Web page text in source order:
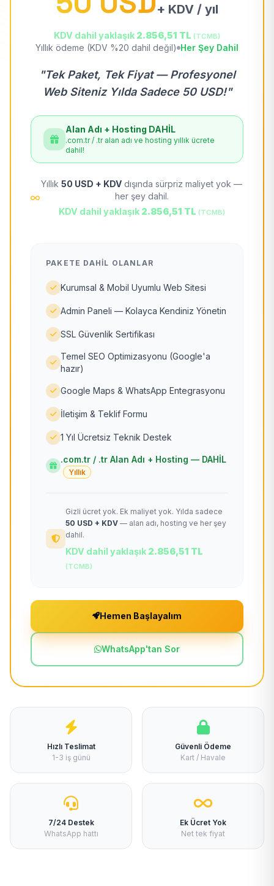
+ KDV / yıl
KDV dahil yaklaşık 2.856,51 TL (TCMB)
Yıllık ödeme (KDV %20 dahil değil) Her Şey Dahil
"Tek Paket, Tek Fiyat — Profesyonel
Web Siteniz Yılda Sadece 50 USD!"
Alan Adı + Hosting DAHİL
.com.tr / .tr alan adı ve hosting yıllık ücrete
dahil!
Yıllık 50 USD + KDV dışında sürpriz maliyet yok —
her şey dahil.
KDV dahil yaklaşık 2.856,51 TL (TCMB)
PAKETE DAHIL OLANLAR
Kurumsal & Mobil Uyumlu Web Sitesi
Admin Paneli — Kolayca Kendiniz Yönetin
SSL Güvenlik Sertifikası
Temel SEO Optimizasyonu (Google'a
hazır)
Google Maps & WhatsApp Entegrasyonu
İletişim & Teklif Formu
1 Yıl Ücretsiz Teknik Destek
.com.tr / .tr Alan Adı + Hosting — DAHİL
Yıllık
Gizli ücret yok. Ek maliyet yok. Yılda sadece
50 USD + KDV — alan adı, hosting ve her şey
dahil.
KDV dahil yaklaşık 2.856,51 TL
(TCMB)
Hemen Başlayalım
WhatsApp'tan Sor
Hızlı Teslimat
1-3 iş günü
Güvenli Ödeme
Kart / Havale
7/24 Destek
WhatsApp hattı
Ek Ücret Yok
Net tek fiyat